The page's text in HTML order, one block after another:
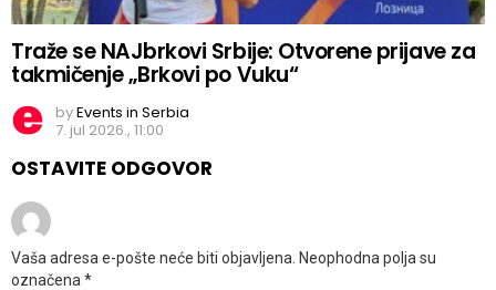
Traže se NAJbrkovi Srbije: Otvorene prijave za
takmičenje „Brkovi po Vuku“
byEvents in Serbia
7. jul 2026., 11:00
OSTAVITE ODGOVOR
Vaša adresa e-pošte neće biti objavljena. Neophodna polja su
označena *